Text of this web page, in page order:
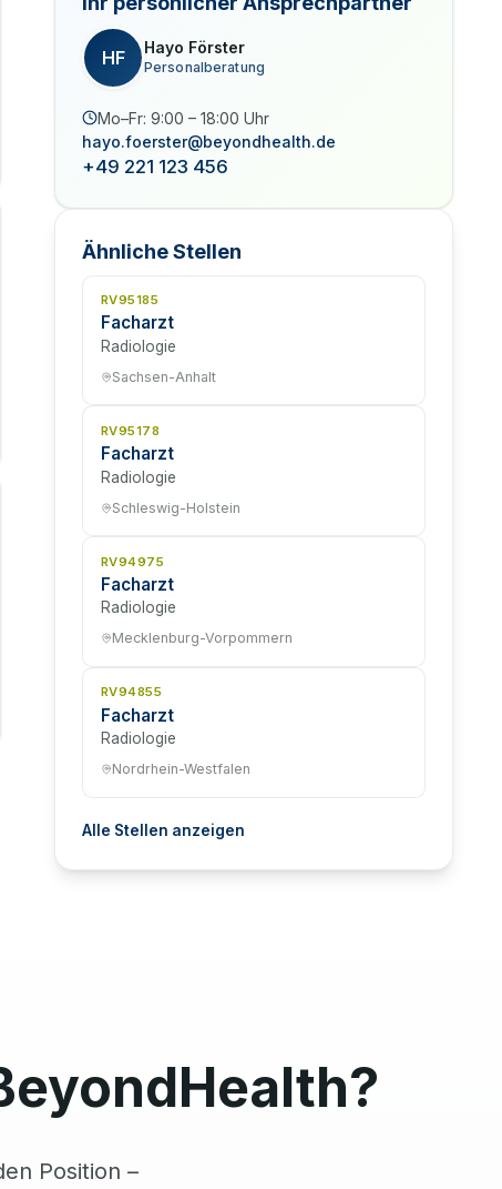
HF Hayo Förster
Personalberatung
Mo–Fr: 9:00 – 18:00 Uhr
hayo.foerster@beyondhealth.de
+49 221 123 456
Ähnliche Stellen
RV95185
Facharzt
Radiologie
Sachsen-Anhalt
RV95178
Facharzt
Radiologie
Schleswig-Holstein
RV94975
Facharzt
Radiologie
Mecklenburg-Vorpommern
RV94855
Facharzt
Radiologie
Nordrhein-Westfalen
Alle Stellen anzeigen
Position –